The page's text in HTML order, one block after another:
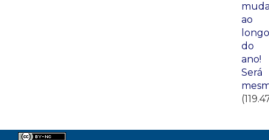
ao
longo
do
ano!
Será